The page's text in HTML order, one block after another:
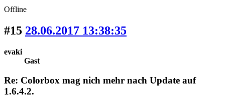
Offline
#15 28.06.2017 13:38:35
evaki
Gast
Re: Colorbox mag nich mehr nach Update auf
1.6.4.2.